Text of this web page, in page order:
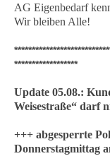
AG Eigenbedarf
Wir bleiben Alle!
******************
Update 05.08.:
Weisestraße“ darf
+++ abgesperrte
Donnerstagmittag